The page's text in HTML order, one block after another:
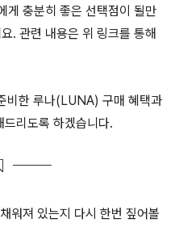
게 충분히 좋은 선택점이 될만
. 관련 내용은 위 링크를 통해
비한 루나(LUNA) 구매 혜택과
리도록 하겠습니다.
워져 있는지 다시 한번 짚어볼